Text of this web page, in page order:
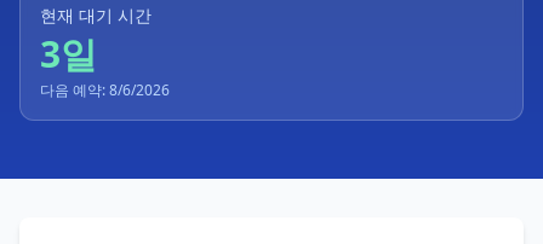
현재 대기 시간
3일
다음 예약: 8/6/2026